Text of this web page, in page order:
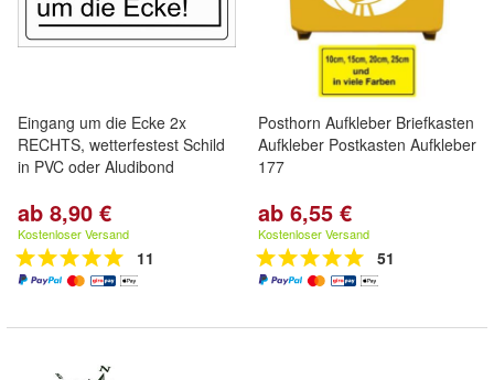
Eingang um die Ecke 2x
RECHTS, wetterfestest Schild
in PVC oder Aludibond
ab 8,90 €
Kostenloser Versand
11
Posthorn Aufkleber Briefkasten
Aufkleber Postkasten Aufkleber
177
ab 6,55 €
Kostenloser Versand
51